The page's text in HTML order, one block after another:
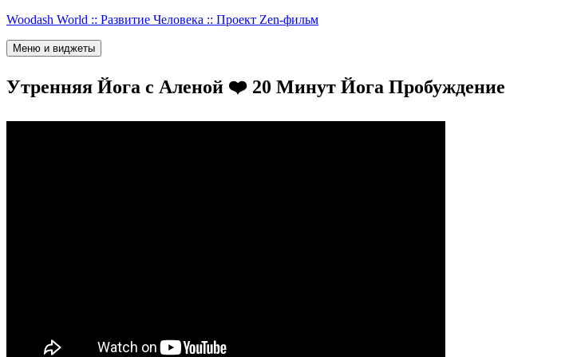
Перейти
содержимому
Woodash World :: Развитие Человека :: Проект Zen-фильм
Меню и виджеты
Утренняя Йога с Аленой ❤️ 20 Минут Йога Пробуждение